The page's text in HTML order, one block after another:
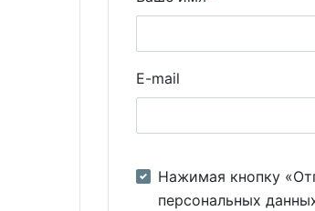
E-mail
Нажимая кнопку
персональных